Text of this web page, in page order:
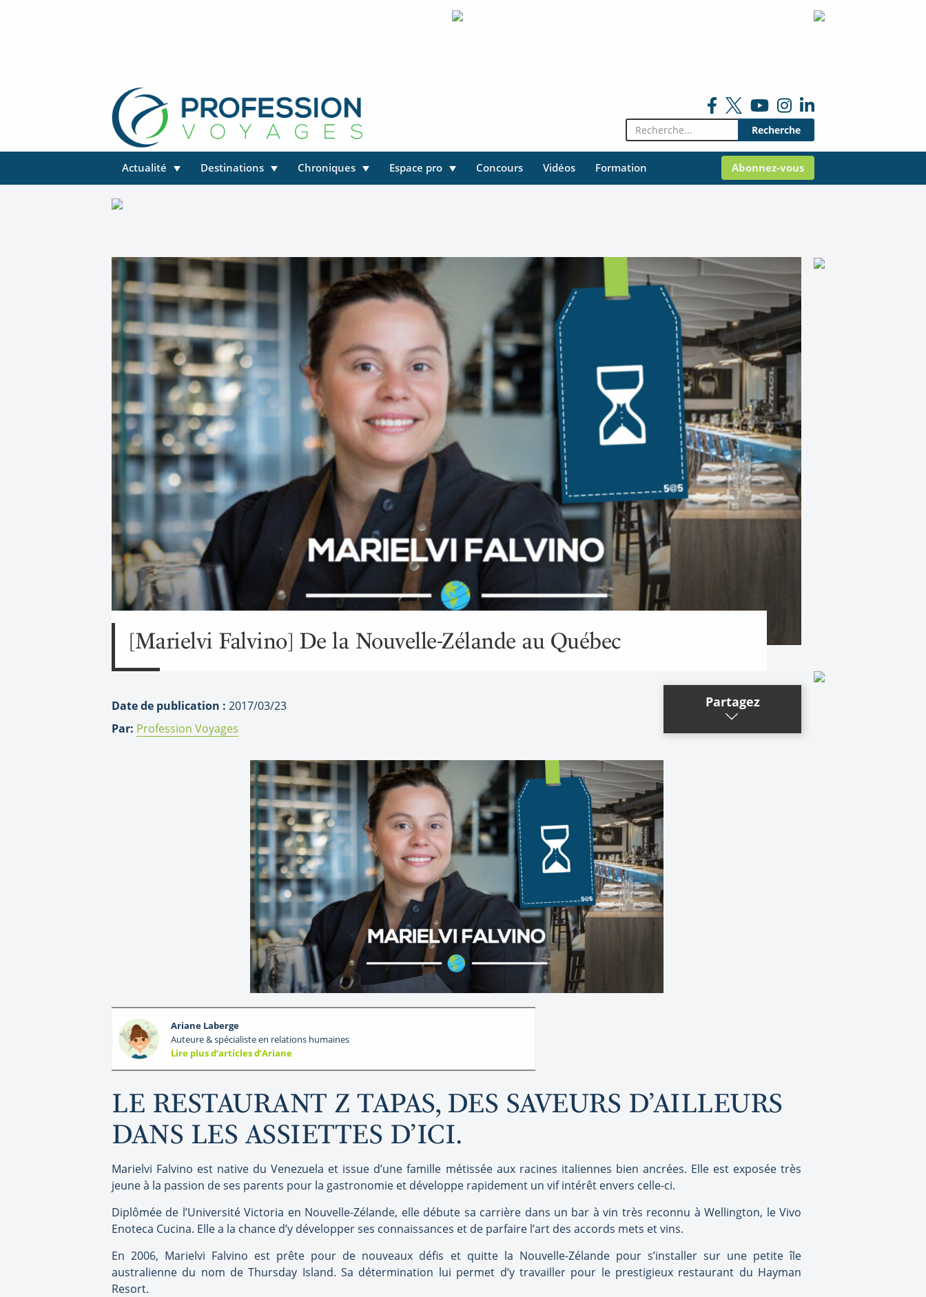
Rechercher:
Actualité Destinations Chroniques Espace pro Concours Vidéos Formation Abonnez-vous
[Marielvi Falvino] De la Nouvelle-Zélande au Québec
Date de publication : 2017/03/23
Par: Profession Voyages
Partagez
Ariane Laberge
Auteure & spécialiste en relations humaines
Lire plus d’articles d’Ariane
LE RESTAURANT Z TAPAS, DES SAVEURS D’AILLEURS
DANS LES ASSIETTES D’ICI.
Marielvi Falvino est native du Venezuela et issue d’une famille métissée aux racines italiennes bien ancrées. Elle est exposée très
jeune à la passion de ses parents pour la gastronomie et développe rapidement un vif intérêt envers celle-ci.
Diplômée de l’Université Victoria en Nouvelle-Zélande, elle débute sa carrière dans un bar à vin très reconnu à Wellington, le Vivo
Enoteca Cucina. Elle a la chance d’y développer ses connaissances et de parfaire l’art des accords mets et vins.
En 2006, Marielvi Falvino est prête pour de nouveaux défis et quitte la Nouvelle-Zélande pour s’installer sur une petite île
australienne du nom de Thursday Island. Sa détermination lui permet d’y travailler pour le prestigieux restaurant du Hayman
Resort.